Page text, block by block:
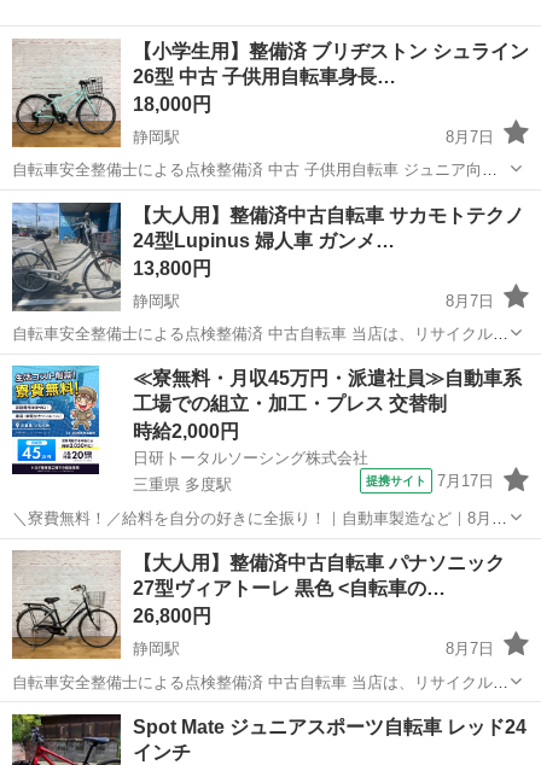
【小学生用】整備済 ブリヂストン シュライン
26型 中古 子供用自転車身長…
18,000円
静岡駅
8月7日
自転車安全整備士による点検整備済 中古 子供用自転車 ジュニア向け
当店は、リサイクルショップではないため、ジモティー掲載の中古自
転車は10台程度しか常時展示していません。他車両は別店舗や倉庫に
あります。 また、ジモ...
静岡 静岡市 静岡駅 クロスバイク 防犯登録
【大人用】整備済中古自転車 サカモトテクノ
24型Lupinus 婦人車 ガンメ…
13,800円
静岡駅
8月7日
自転車安全整備士による点検整備済 中古自転車 当店は、リサイクルシ
ョップではないため、ジモティー掲載の中古自転車は10台程度しか常
時展示していません。他車両は別店舗や倉庫にあります。 また、ジモ
ティー掲載スタッフは１...
静岡 静岡市 静岡駅 その他 防犯登録
≪寮無料・月収45万円・派遣社員≫自動車系
工場での組立・加工・プレス 交替制
時給2,000円
日研トータルソーシング株式会社
三重県 多度駅
提携サイト 7月17日
＼寮費無料！／給料を自分の好きに全振り！｜自動車製造など｜8月入
社特典最大20万円！｜入社から半年後には時給2,050円！さらに長く働
くほど時給UP☆ トヨタ車の製造（組立・加工など） トヨタ車体各工
場でのミニバン・SUV...
三重 いなべ市 多度駅 その他
【大人用】整備済中古自転車 パナソニック
27型ヴィアトーレ 黒色 <自転車の…
26,800円
静岡駅
8月7日
自転車安全整備士による点検整備済 中古自転車 当店は、リサイクルシ
ョップではないため、ジモティー掲載の中古自転車は10台程度しか常
時展示していません。他車両は別店舗や倉庫にあります。 また、ジモ
ティー掲載スタッフは１...
静岡 静岡市 防犯登録
Spot Mate ジュニアスポーツ自転車 レッド24
インチ